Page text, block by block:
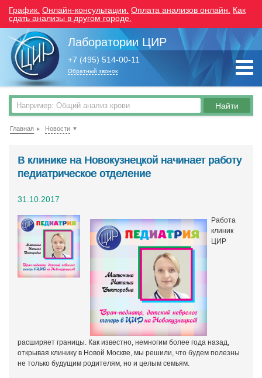
График. Онлайн-консультации. Оплата анализов онлайн.
Как
сдать анализы в другом городе.
Лаборатории ЦИР
+7 (495) 514-00-11
Обратный звонок
Главная Новости
В клинике на Новокузнецкой начинает работу
педиатрическое отделение
31.10.2017
Работа
клиник
ЦИР
расширяет границы. Как известно, немногим более года назад,
открывая клинику в Новой Москве, мы решили, что будем полезны
не только будущим родителям, но и целым семьям.